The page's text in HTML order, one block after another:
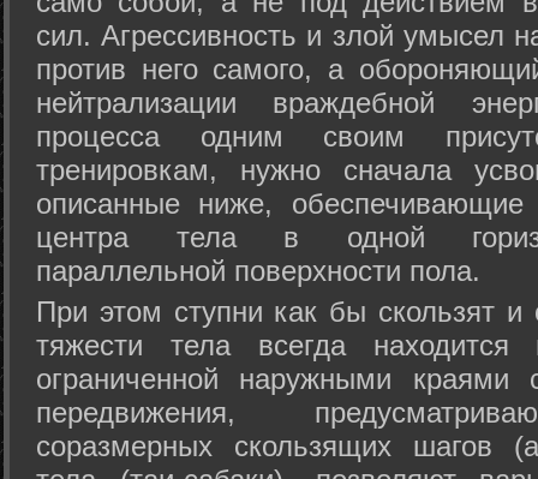
сил. Агрессивность и злой умысел
против него самого, а
нейтрализации враждебной
процесса одним своим
тренировкам, нужно сначала
описанные ниже, обеспечивающие
центра тела в одной
параллельной поверхности пола.
При этом ступни как бы скользят
тяжести тела всегда
ограниченной наружными краями
передвижения,
соразмерных скользящих шагов